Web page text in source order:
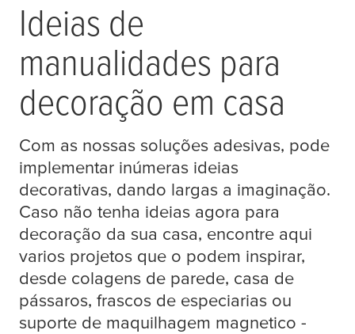
Ideias de
manualidades para
decoração em casa
Com as nossas soluções adesivas, pode
implementar inúmeras ideias
decorativas, dando largas a imaginação.
Caso não tenha ideias agora para
decoração da sua casa, encontre aqui
varios projetos que o podem inspirar,
desde colagens de parede, casa de
pássaros, frascos de especiarias ou
suporte de maquilhagem magnetico -